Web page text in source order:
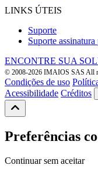
LINKS ÚTEIS
Suporte
Suporte
ENCONTRE SUA
© 2008-2026 IMAIOS SAS All
Condições de uso
Acessibilidade Créditos
Preferências
Continuar sem aceitar